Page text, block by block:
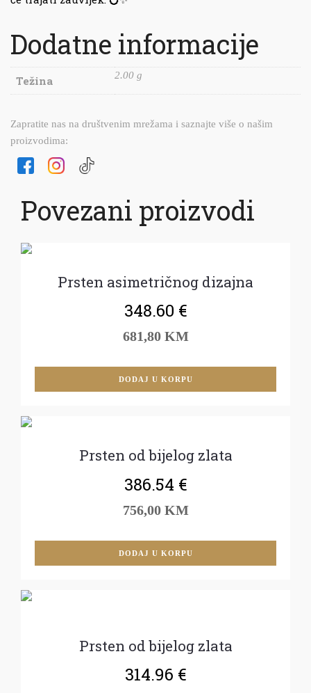
Dodatne informacije
Težina 2.00 g
Zapratite nas na društvenim mrežama i saznajte više o našim
proizvodima:
Povezani proizvodi
Prsten asimetričnog dizajna
348.60 €
681,80 KM
DODAJ U KORPU
Prsten od bijelog zlata
386.54 €
756,00 KM
DODAJ U KORPU
Prsten od bijelog zlata
314.96 €